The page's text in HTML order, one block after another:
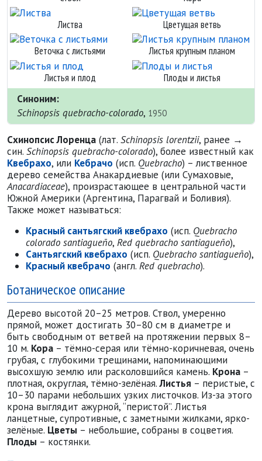
Листва Цветущая ветвь
Веточка с листьями Листья крупным планом
Листья и плод
Плоды и листья
Синоним:
Schinopsis quebracho-colorado, 1950
Схинопсис Лоренца (лат. Schinopsis lorentzii, ранее →
син. Schinopsis quebracho-colorado), более известный как
Квебрахо, или Кебрачо (исп. Quebracho) – лиственное
дерево семейства Анакардиевые (или Сумаховые,
Anacardiaceae), произрастающее в центральной части
Южной Америки (Аргентина, Парагвай и Боливия).
Также может называться:
Красный сантьягский квебрахо (исп. Quebracho
colorado santiagueño, Red quebracho santiagueño),
Сантьягский квебрахо (исп. Quebracho santiagueño),
Красный квебрачо (англ. Red quebracho).
Ботаническое описание
Дерево высотой 20–25 метров. Ствол, умеренно
прямой, может достигать 30–80 см в диаметре и
быть свободным от ветвей на протяжении первых 8–
10 м. Кора – тёмно-серая или тёмно-коричневая, очень
грубая, с глубокими трещинами, напоминающими
высохшую землю или расколовшийся камень. Крона –
плотная, округлая, тёмно-зелёная.Листья – перистые, с
10–30 парами небольших узких листочков. Из-за этого
крона выглядит ажурной, “перистой”. Листья
ланцетные, супротивные, с заметными жилками, ярко-
зелёные. Цветы – небольшие, собраны в соцветия.
Плоды – костянки.